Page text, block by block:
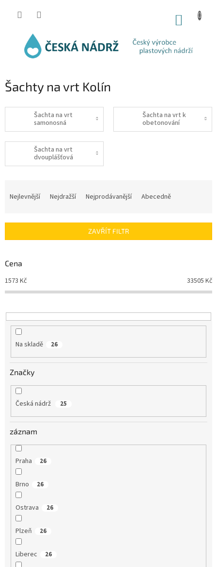
Šachty na vrt Kolín
Šachta na vrt
samonosná
Šachta na vrt k
obetonování
Šachta na vrt
dvouplášťová
í
r
o
d
u
t
ů
Nejlevnější Nejdražší Nejprodávanější Abecedně
ZAVŘÍT FILTR
Cena
1573 Kč 33505 Kč
Na skladě 26
Značky
Česká nádrž 25
záznam
Praha 26
Brno 26
Ostrava 26
Plzeň 26
Liberec 26